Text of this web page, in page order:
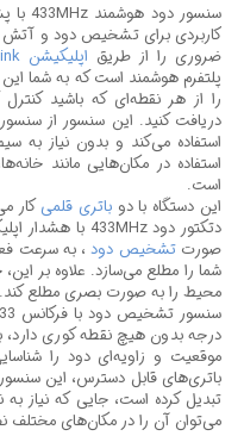
کاربردی برای تشخیص دود و
ضروری را از طریق اپلیکیشن eWelink
پلتفرم هوشمند است که به شما
را از هر نقطه‌ای که باشید
استفاده می‌کند و بدون نیاز
استفاده در مکان‌هایی مانند
است.
این دستگاه با دو باتری قلمیکار
صورت تشخیص دود، به سرعت
شما را مطلع می‌سازد. علاوه بر
محیط را به صورت بصری مطلع کند.
درجه بدون هیچ نقطه کوری دارد،
موقعیت و زاویه‌ای دود را
باتری‌های قابل دسترس، این
تبدیل کرده است، جایی که نیاز
می‌توان آن را در مکان‌های مختلف